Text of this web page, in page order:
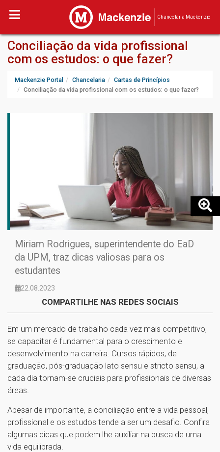
Chancelaria Mackenzie
Conciliação da vida profissional
com os estudos: o que fazer?
Mackenzie Portal Chancelaria
Cartas de Princípios
Conciliação da vida profissional com os estudos: o que fazer?
Miriam Rodrigues, superintendente do EaD
da UPM, traz dicas valiosas para os
estudantes
22.08.2023
COMPARTILHE NAS REDES SOCIAIS
Em um mercado de trabalho cada vez mais competitivo,
se capacitar é fundamental para o crescimento e
desenvolvimento na carreira. Cursos rápidos, de
graduação, pós-graduação lato sensu e stricto sensu, a
cada dia tornam-se cruciais para profissionais de diversas
áreas.
Apesar de importante, a conciliação entre a vida pessoal,
profissional e os estudos tende a ser um desafio. Confira
algumas dicas que podem lhe auxiliar na busca de uma
vida equilibrada.